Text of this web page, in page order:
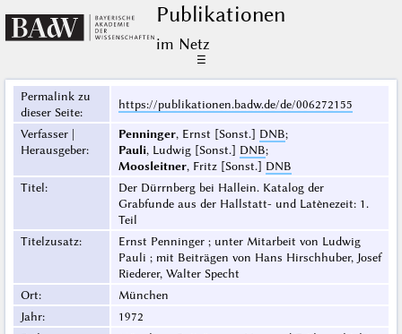
Publikationen
im Netz
☰
Permalink zu
dieser Seite:
https://publikationen.badw.de/de/006272155
Verfasser |
Herausgeber:
Penninger, Ernst [Sonst.] DNB;
Pauli, Ludwig [Sonst.] DNB;
Moosleitner, Fritz [Sonst.] DNB
Titel:
Der Dürrnberg bei Hallein. Katalog der
Grabfunde aus der Hallstatt- und Latènezeit: 1.
Teil
Titelzusatz:
Ernst Penninger ; unter Mitarbeit von Ludwig
Pauli ; mit Beiträgen von Hans Hirschhuber, Josef
Riederer, Walter Specht
Ort:
München
Jahr:
1972